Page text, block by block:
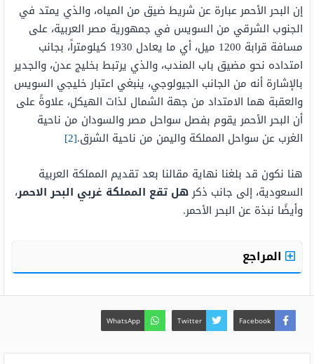
إن البحر الأحمر عبارة عن شريط ضيق من المياه، والذي يمتد في
الجنوب الشرقي من السويس في جمهورية مصر العربية، على
مسافة قرابة 1200 ميل، أي ما يعادل 1930 كيلومتراً، بجانب
امتداده نحو مضيق باب المندب، والذي يرتبط بخليج عدن، والجدير
بالإشارة أنه من الجانب الجيولوجي، ينبغي اعتبار خليجي السويس
والعقبة هما الامتداد من جهة الشمال لذات الهيكل، علاوةً على
أن البحر الأحمر يقوم بفصل سواحل مصر والسودان من ناحية
الغرب عن سواحل المملكة واليمن من ناحية الشرق.[2]
هنا نكون قد بلغنا نهاية مقالنا بعد تقديم المملكة العربية
السعودية، إلى جانب ذكرهل تقع المملكة غربي البحر الاحمر،
وأيضًا نبذة عن البحر الأحمر.
المراجع
Facebook
Twitter
WhatsApp